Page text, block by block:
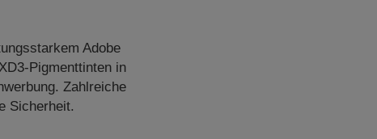
Adobe
Pigmenttinten in
Zahlreiche
Sicherheit.